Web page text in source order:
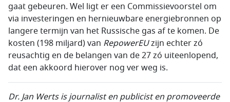
gaat gebeuren. Wel ligt er een Commissievoorstel om
via investeringen en hernieuwbare energiebronnen op
langere termijn van het Russische gas af te komen. De
kosten (198 miljard) van RepowerEUzijn echter zó
reusachtig en de belangen van de 27 zó uiteenlopend,
dat een akkoord hierover nog ver weg is.
Dr. Jan Werts is journalist en publicist en promoveerde